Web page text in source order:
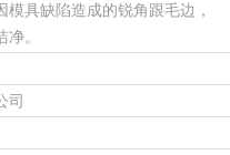
具缺陷造成的锐角跟毛边，
。
司